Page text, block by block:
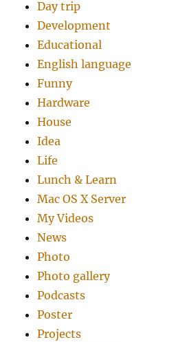
Day trip
Development
Educational
English language
Funny
Hardware
House
Idea
Life
Lunch & Learn
Mac OS X Server
My Videos
News
Photo
Photo gallery
Podcasts
Poster
Projects